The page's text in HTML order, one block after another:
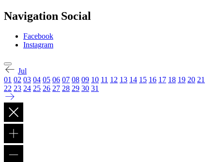
Navigation Social
Facebook
Instagram
Jul
01 02 03 04 05 06 07 08 09 10 11 12 13 14 15 16 17 18 19 20 21
22 23 24 25 26 27 28 29 30 31